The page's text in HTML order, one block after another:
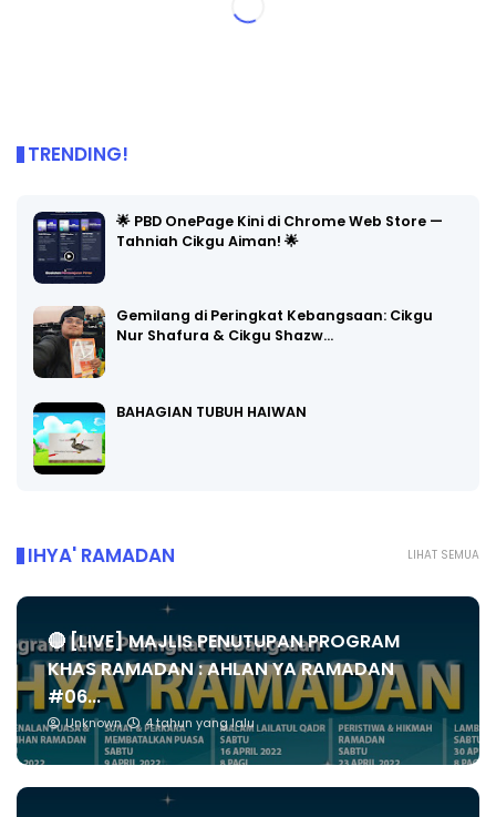
TRENDING!
🌟 PBD OnePage Kini di Chrome Web Store —
Tahniah Cikgu Aiman! 🌟
Gemilang di Peringkat Kebangsaan: Cikgu
Nur Shafura & Cikgu Shazw…
BAHAGIAN TUBUH HAIWAN
LIHAT SEMUA
IHYA' RAMADAN
🔴 [LIVE] MAJLIS PENUTUPAN PROGRAM
KHAS RAMADAN : AHLAN YA RAMADAN
#06...
Unknown 4 tahun yang lalu